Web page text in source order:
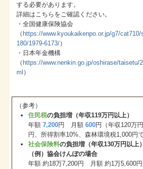
する必要があります。
詳細はこちらをご確認ください。
・全国健康保険協会
（ https://www.kyoukaikenpo.or.jp/g7/
180/1979-6173/）
・日本年金機構
（ https://www.nenkin.go.jp/oshirase/taisetu/
ml ）
（参考）
住民税の負担増（年収119万円以上）
年額7,200円 月額600円（年収120万
円、所得割率10%、森林環境税1,000円で
社会保険料の負担増（年収130万円以上）
（例）協会けんぽの場合
年額 約18万7,200円 月額 約1万5,600円